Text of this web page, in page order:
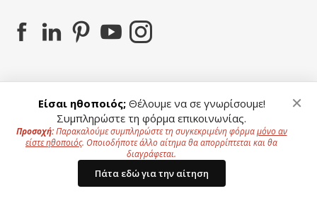
MATHARIKOU AGENCY
Copyright ©2026 All Rights Reserved - Website by
Είσαι ηθοποιός;Θέλουμε να σε γνωρίσουμε!
Συμπληρώστε τη φόρμα επικοινωνίας.
Προσοχή:Παρακαλούμε συμπληρώστε τη συγκεκριμένη φόρμαμόνο αν
είστε ηθοποιός. Οποιοδήποτε άλλο αίτημα θα απορρίπτεται και θα
διαγράφεται.
Πάτα εδώ για την αίτηση
×
To offer a better experience to our users we use
Cookies.Privacy Policy
Accept